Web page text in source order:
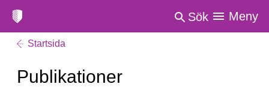
Sök Meny
Startsida
Publikationer